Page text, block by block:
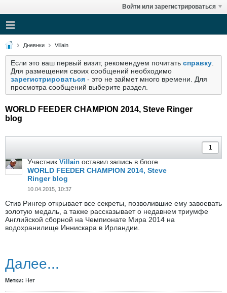
Войти или зарегистрироваться
Дневнки Villain
Если это ваш первый визит, рекомендуем почитать справку
Для размещения своих сообщений необходимо
зарегистрироваться - это не займет много времени. Для
просмотра сообщений выберите раздел.
WORLD FEEDER CHAMPION 2014, Steve Ringer
blog
Участник Villain оставил запись в блоге
WORLD FEEDER CHAMPION 2014, Steve
Ringer blog
10.04.2015, 10:37
Стив Рингер открывает все секреты, позволившие ему завоевать
золотую медаль, а также рассказывает о недавнем триумфе
Английской сборной на Чемпионате Мира 2014 на
водохранилище Иннискара в Ирландии.
Далее...
Метки: Нет